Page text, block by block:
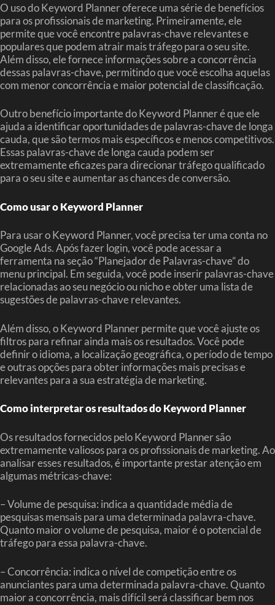
O uso do Keyword Planner oferece uma série de benefícios
para os profissionais de marketing. Primeiramente, ele
permite que você encontre palavras-chave relevantes e
populares que podem atrair mais tráfego para o seu site.
Além disso, ele fornece informações sobre a concorrência
dessas palavras-chave, permitindo que você escolha aquelas
com menor concorrência e maior potencial de classificação.
Outro benefício importante do Keyword Planner é que ele
ajuda a identificar oportunidades de palavras-chave de longa
cauda, que são termos mais específicos e menos competitivos.
Essas palavras-chave de longa cauda podem ser
extremamente eficazes para direcionar tráfego qualificado
para o seu site e aumentar as chances de conversão.
Como usar o Keyword Planner
Para usar o Keyword Planner, você precisa ter uma conta no
Google Ads. Após fazer login, você pode acessar a
ferramenta na seção “Planejador de Palavras-chave” do
menu principal. Em seguida, você pode inserir palavras-chave
relacionadas ao seu negócio ou nicho e obter uma lista de
sugestões de palavras-chave relevantes.
Além disso, o Keyword Planner permite que você ajuste os
filtros para refinar ainda mais os resultados. Você pode
definir o idioma, a localização geográfica, o período de tempo
e outras opções para obter informações mais precisas e
relevantes para a sua estratégia de marketing.
Como interpretar os resultados do Keyword Planner
Os resultados fornecidos pelo Keyword Planner são
extremamente valiosos para os profissionais de marketing. Ao
analisar esses resultados, é importante prestar atenção em
algumas métricas-chave:
– Volume de pesquisa: indica a quantidade média de
pesquisas mensais para uma determinada palavra-chave.
Quanto maior o volume de pesquisa, maior é o potencial de
tráfego para essa palavra-chave.
– Concorrência: indica o nível de competição entre os
anunciantes para uma determinada palavra-chave. Quanto
maior a concorrência, mais difícil será classificar bem nos